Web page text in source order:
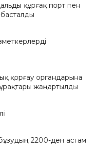
құрғақ порт пен
қорғау органдарына
жаңартылды
2200-ден астам